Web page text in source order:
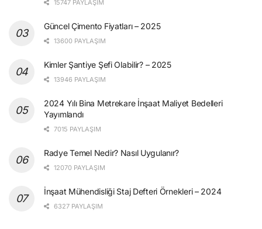
15747 PAYLAŞIM
Güncel Çimento Fiyatları – 2025
13600 PAYLAŞIM
Kimler Şantiye Şefi Olabilir? – 2025
13946 PAYLAŞIM
2024 Yılı Bina Metrekare İnşaat Maliyet Bedelleri
Yayımlandı
7015 PAYLAŞIM
Radye Temel Nedir? Nasıl Uygulanır?
12070 PAYLAŞIM
İnşaat Mühendisliği Staj Defteri Örnekleri – 2024
6327 PAYLAŞIM